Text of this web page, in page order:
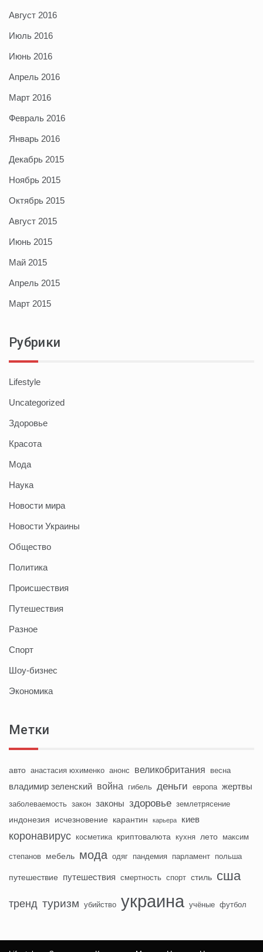
Август 2016
Июль 2016
Июнь 2016
Апрель 2016
Март 2016
Февраль 2016
Январь 2016
Декабрь 2015
Ноябрь 2015
Октябрь 2015
Август 2015
Июнь 2015
Май 2015
Апрель 2015
Март 2015
Рубрики
Lifestyle
Uncategorized
Здоровье
Красота
Мода
Наука
Новости мира
Новости Украины
Общество
Политика
Происшествия
Путешествия
Разное
Спорт
Шоу-бизнес
Экономика
Метки
авто анастасия юхименко анонс великобритания весна
владимир зеленский война гибель деньги европа жертвы
заболеваемость закон законы здоровье землетрясение
индонезия исчезновение карантин карьера киев
коронавирус косметика криптовалюта кухня лето максим
степанов мебель мода одяг пандемия парламент польша
путешествие путешествия смертность спорт стиль сша
тренд туризм убийство украина учёные футбол